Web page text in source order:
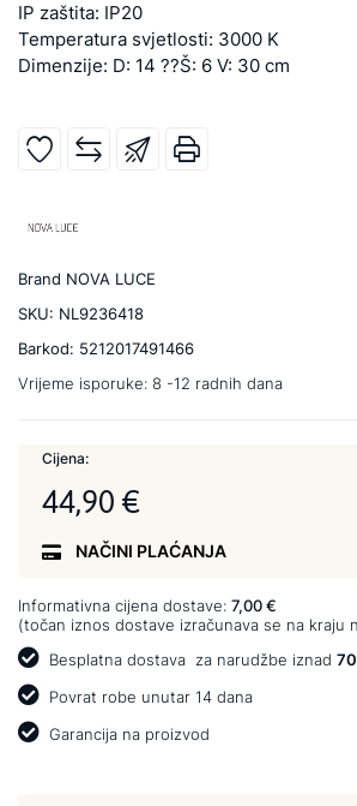
IP zaštita: IP20
Temperatura svjetlosti: 3000 K
Dimenzije: D: 14 ??Š: 6 V: 30 cm
Brand NOVA LUCE
SKU: NL9236418
Barkod: 5212017491466
Vrijeme isporuke: 8 -12 radnih dana
Cijena:
44,90 €
NAČINI PLAĆANJA
Informativna cijena dostave: 7,00 €
(točan iznos dostave izračunava se na kraju
Besplatna dostava za narudžbe iznad
Povrat robe unutar 14 dana
Garancija na proizvod